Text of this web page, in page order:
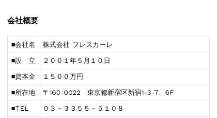
会社概要
■会社名 株式会社 フレスカーレ
■設 立 ２００１年５月１０日
■資本金 １５００万円
■所在地 〒160-0022 東京都新宿区新宿1-3-7、6F
■TEL ０３－３３５５－５１０８